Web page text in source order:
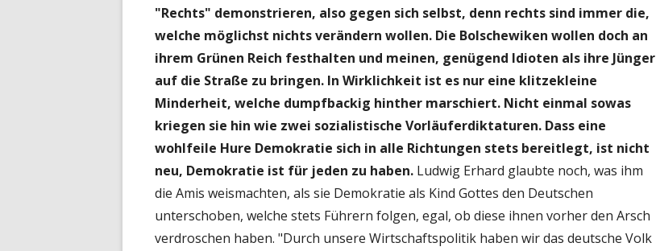
"Rechts" demonstrieren, also gegen sich selbst, denn rechts sind immer die,
welche möglichst nichts verändern wollen. Die Bolschewiken wollen doch an
ihrem Grünen Reich festhalten und meinen, genügend Idioten als ihre Jünger
auf die Straße zu bringen. In Wirklichkeit ist es nur eine klitzekleine
Minderheit, welche dumpfbackig hinther marschiert. Nicht einmal sowas
kriegen sie hin wie zwei sozialistische Vorläuferdiktaturen. Dass eine
wohlfeile Hure Demokratie sich in alle Richtungen stets bereitlegt, ist nicht
neu, Demokratie ist für jeden zu haben. Ludwig Erhard glaubte noch, was ihm
die Amis weismachten, als sie Demokratie als Kind Gottes den Deutschen
unterschoben, welche stets Führern folgen, egal, ob diese ihnen vorher den Arsch
verdroschen haben. "Durch unsere Wirtschaftspolitik haben wir das deutsche Volk